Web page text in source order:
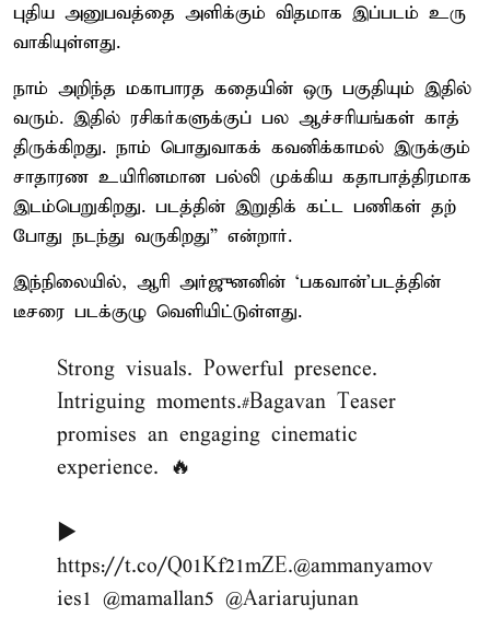
புதிய அனுபவத்தை அளிக்​கும் வித​மாக இப்​படம் உரு​
வாகி​யுள்​ளது.
நாம் அறிந்த மகா​பாரத கதை​யின் ஒரு பகு​தி​யும் இதில்
வரும். இதில் ரசிகர்​களுக்​குப் பல ஆச்​சரி​யங்​கள் காத்​
திருக்​கிறது. நாம் பொது​வாகக் கவனிக்​காமல் இருக்​கும்
சா​தாரண உயி​ரின​மான பல்லி முக்​கிய கதா​பாத்​திர​மாக
இடம்​பெறுகிறது. படத்​தின்​ இறுதிக் ​கட்​ட பணி​கள்​ தற்​
போது நடந்​து வருகிறது” என்றார்.
இந்நிலையில், ஆரி அர்ஜுனனின் ‘பக​வான்’படத்தின்
டீசரை படக்குழு வெளியிட்டுள்ளது.
Strong visuals. Powerful presence.
Intriguing moments.#Bagavan Teaser
promises an engaging cinematic
experience. 🔥
▶️
https://t.co/Q01Kf21mZE.@ammanyamov
ies1 @mamallan5 @Aariarujunan